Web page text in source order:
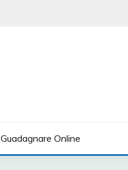
Guadagnare Online